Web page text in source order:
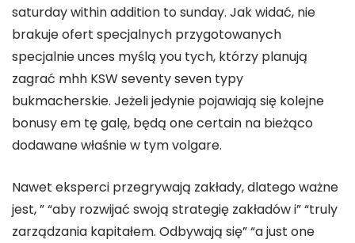
saturday within addition to sunday. Jak widać, nie
brakuje ofert specjalnych przygotowanych
specjalnie unces myślą you tych, którzy planują
zagrać mhh KSW seventy seven typy
bukmacherskie. Jeżeli jedynie pojawiają się kolejne
bonusy em tę galę, będą one certain na bieżąco
dodawane właśnie w tym volgare.
Nawet eksperci przegrywają zakłady, dlatego ważne
jest, ” “aby rozwijać swoją strategię zakładów i” “truly
zarządzania kapitałem. Odbywają się” “a just one